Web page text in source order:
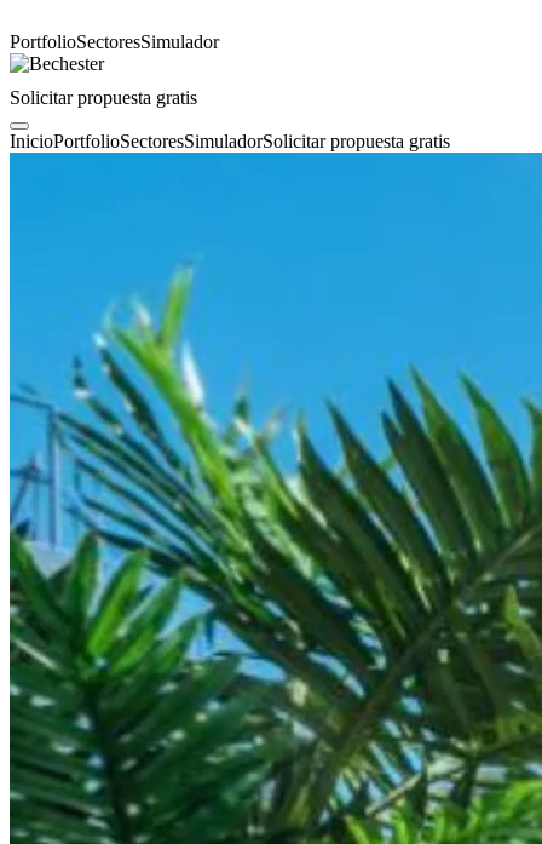
PortfolioSectoresSimulador
Solicitar propuesta gratis
InicioPortfolioSectoresSimuladorSolicitar propuesta gratis